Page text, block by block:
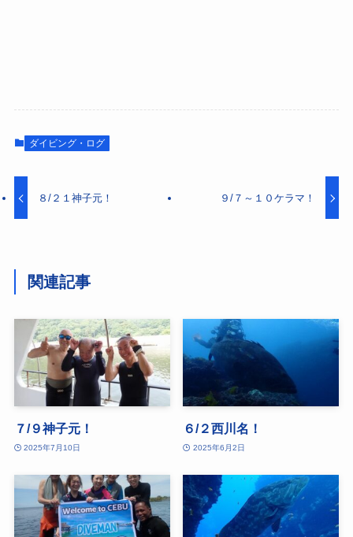
ダイビング・ログ
８/２１神子元！ ９/７～１０ケラマ！
関連記事
７/９神子元！
2025年7月10日
６/２西川名！
2025年6月2日